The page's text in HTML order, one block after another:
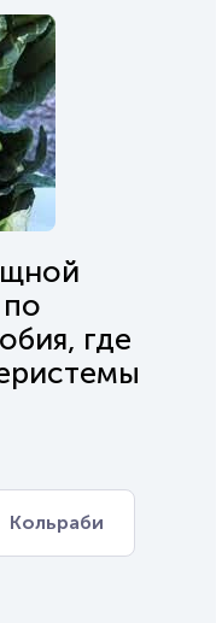
где
Кольраби